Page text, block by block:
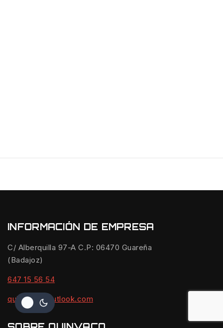
INFORMACIÓN DE EMPRESA
C/ Alberquilla 97-A C.P: 06470 Guareña
(Badajoz)
647 15 56 54
quinvaco@outlook.com